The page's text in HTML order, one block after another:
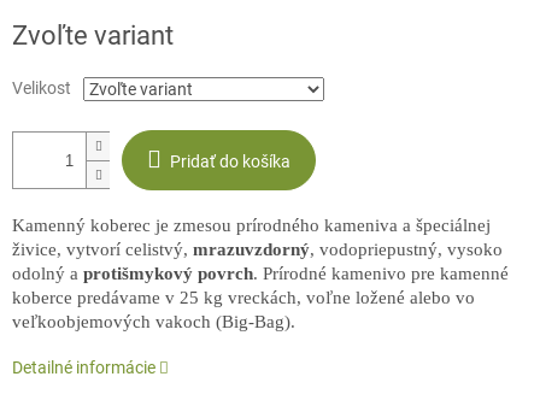
cena:
Zvoľte variant
Velikost
Pridať do košíka
Kamenný koberec je zmesou prírodného kameniva a špeciálnej
živice, vytvorí celistvý, mrazuvzdorný, vodopriepustný, vysoko
odolný a protišmykový povrch. Prírodné kamenivo pre kamenné
koberce predávame v 25 kg vreckách, voľne ložené alebo vo
veľkoobjemových vakoch (Big-Bag).
Detailné informácie